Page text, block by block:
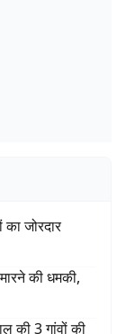
जोरदार
की धमकी,
की 3 गांवों की